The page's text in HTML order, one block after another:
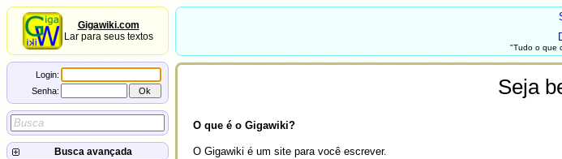
Gigawiki.com
Lar para seus textos
Login:
Senha:
Busca avançada
"Tudo o que
Seja
O que é o Gigawiki?
O Gigawiki é um site para você escrever.